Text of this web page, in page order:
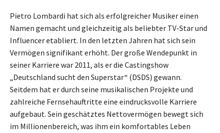
Pietro Lombardi hat sich als erfolgreicher Musiker einen
Namen gemacht und gleichzeitig als beliebter TV-Star und
Influencer etabliert. In den letzten Jahren hat sich sein
Vermögen signifikant erhöht. Der große Wendepunkt in
seiner Karriere war 2011, als er die Castingshow
„Deutschland sucht den Superstar“ (DSDS) gewann.
Seitdem hat er durch seine musikalischen Projekte und
zahlreiche Fernsehauftritte eine eindrucksvolle Karriere
aufgebaut. Sein geschätztes Nettovermögen bewegt sich
im Millionenbereich, was ihm ein komfortables Leben